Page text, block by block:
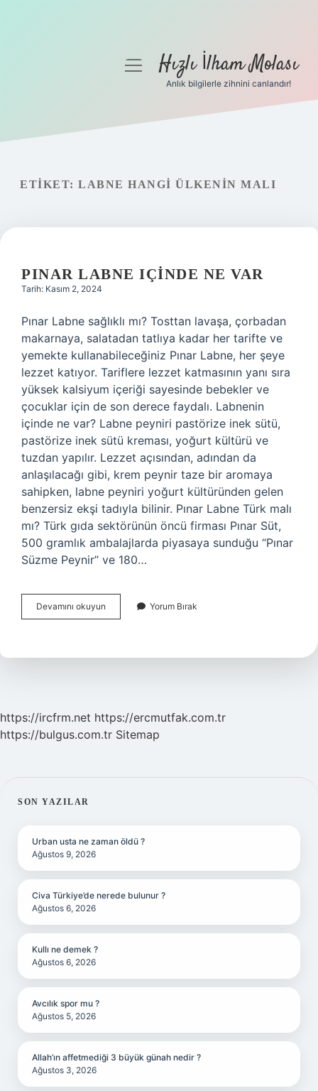
Gizlilik Politikası
menüyüHızlı İlham Molası
Anlık bilgilerle zihnini canlandır!
ETIKET: LABNE HANGI ÜLKENIN MALI
PINAR LABNE IÇINDE NE VAR
Tarih: Kasım 2, 2024
Pınar Labne sağlıklı mı? Tosttan lavaşa, çorbadan
makarnaya, salatadan tatlıya kadar her tarifte ve
yemekte kullanabileceğiniz Pınar Labne, her şeye
lezzet katıyor. Tariflere lezzet katmasının yanı sıra
yüksek kalsiyum içeriği sayesinde bebekler ve
çocuklar için de son derece faydalı. Labnenin
içinde ne var? Labne peyniri pastörize inek sütü,
pastörize inek sütü kreması, yoğurt kültürü ve
tuzdan yapılır. Lezzet açısından, adından da
anlaşılacağı gibi, krem ​​peynir taze bir aromaya
sahipken, labne peyniri yoğurt kültüründen gelen
benzersiz ekşi tadıyla bilinir. Pınar Labne Türk malı
mı? Türk gıda sektörünün öncü firması Pınar Süt,
500 gramlık ambalajlarda piyasaya sunduğu “Pınar
Süzme Peynir” ve 180…
Devamını okuyun
Labne
Var
Yorum Bırak
https://ircfrm.net https://ercmutfak.com.tr
https://bulgus.com.tr Sitemap
SIDEBAR
SON YAZILAR
Urban usta ne zaman öldü ?
Ağustos 9, 2026
Civa Türkiye’de nerede bulunur ?
Ağustos 6, 2026
Kullı ne demek ?
Ağustos 6, 2026
Avcılık spor mu ?
Ağustos 5, 2026
Allah’ın affetmediği 3 büyük günah nedir ?
Ağustos 3, 2026